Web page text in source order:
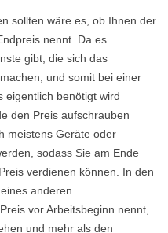
sollten wäre es, ob Ihnen der
nennt. Da es
gibt, die sich das
und somit bei einer
eigentlich benötigt wird
den Preis aufschrauben
meistens Geräte oder
sodass Sie am Ende
verdienen können. In den
anderen
vor Arbeitsbeginn nennt,
und mehr als den